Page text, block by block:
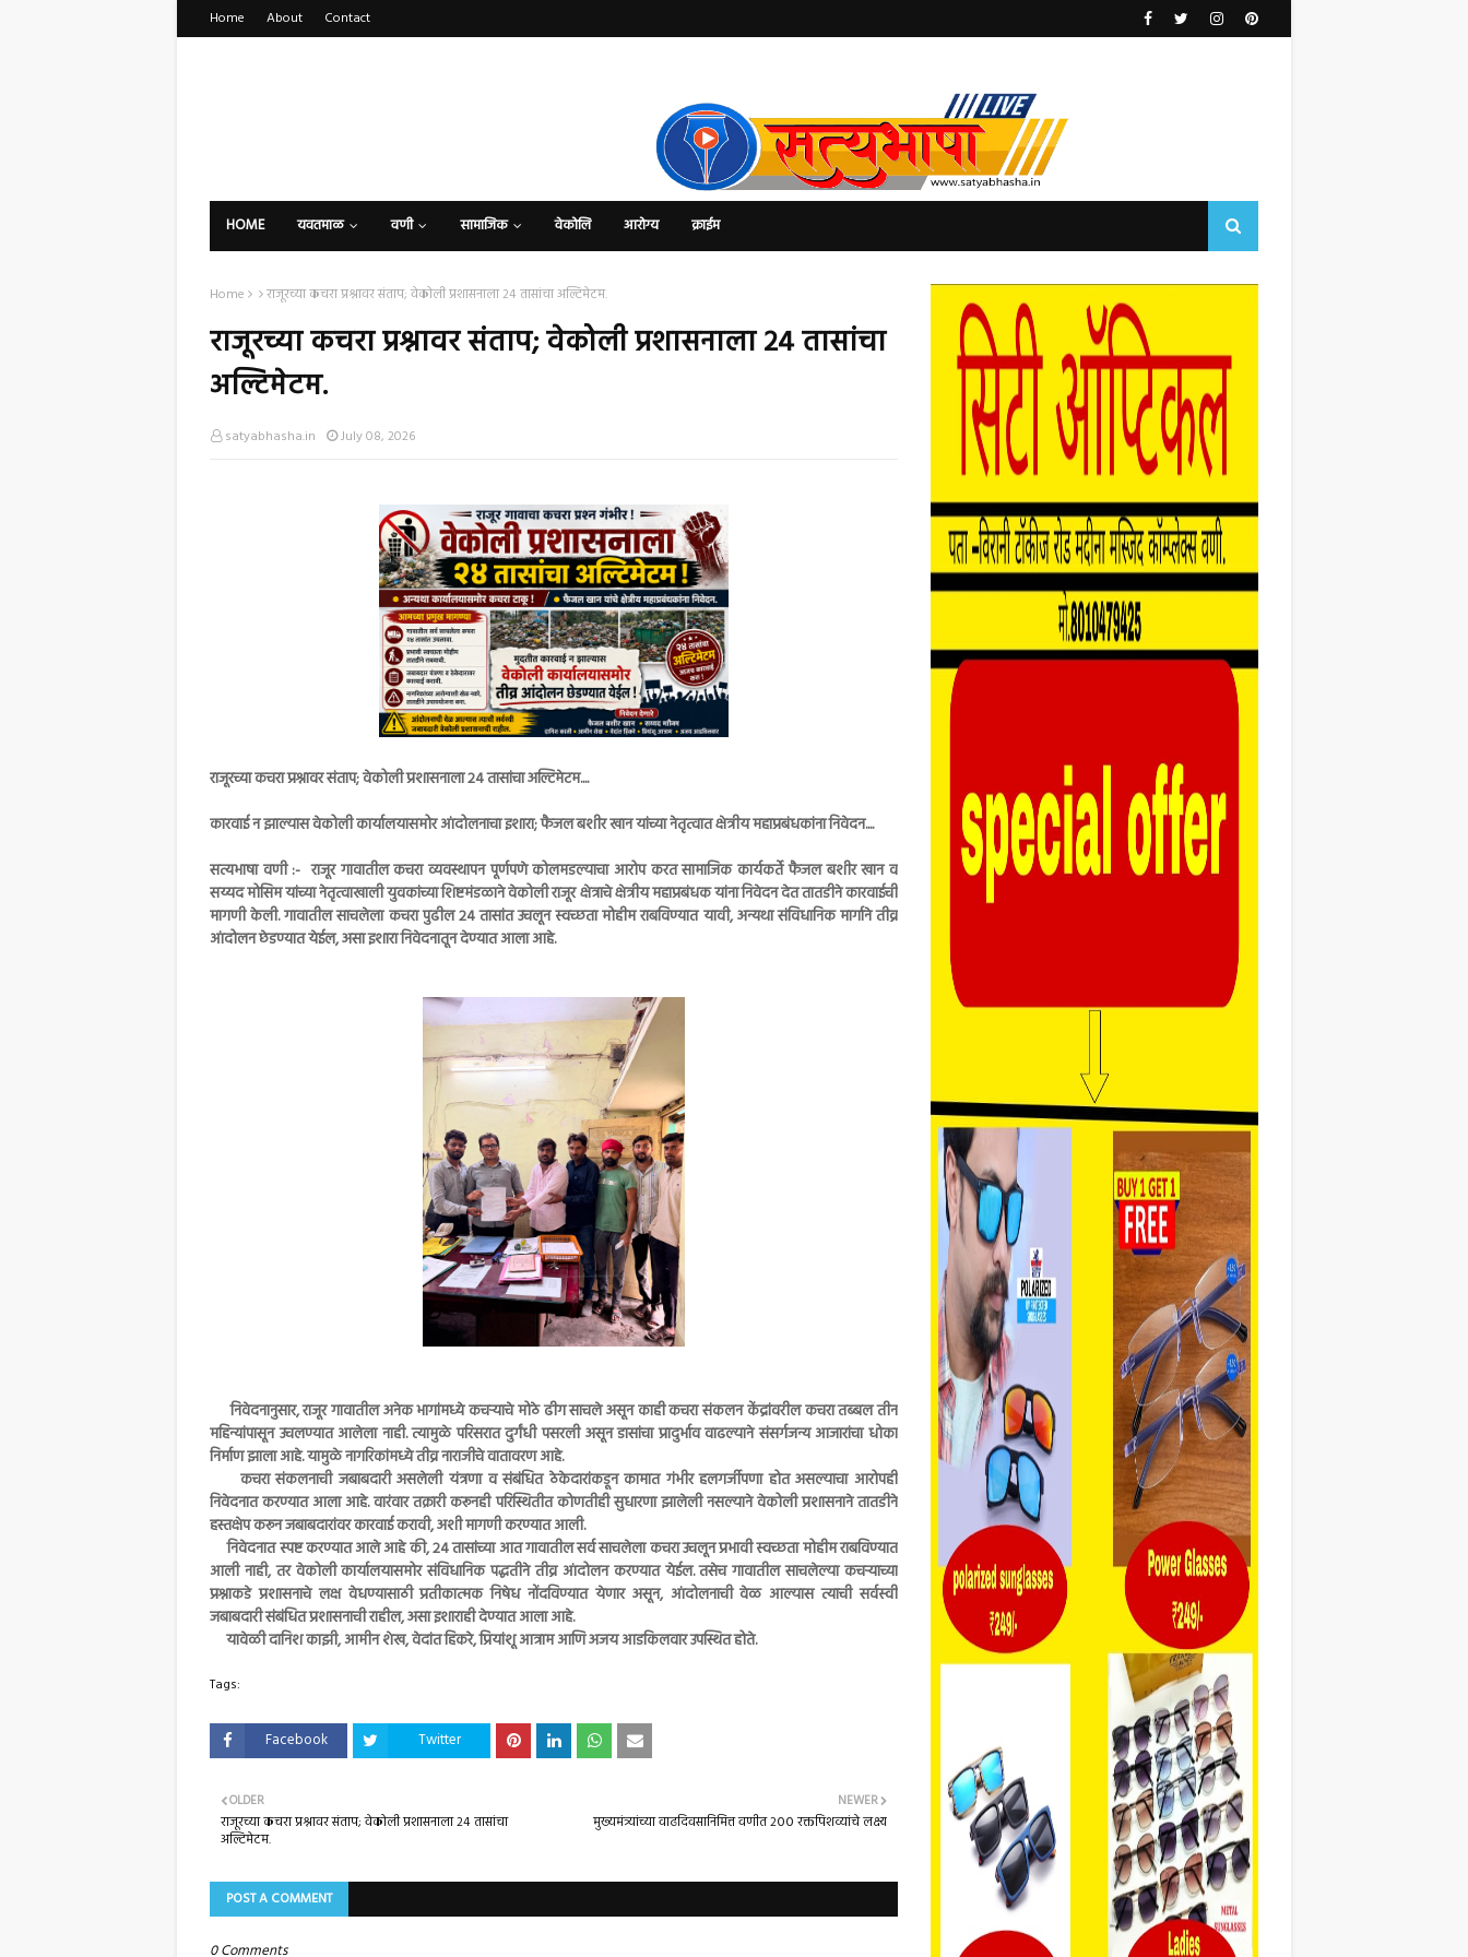
Home About Contact
HOME यवतमाळ वणी सामाजिक वेकोलि आरोग्य क्राईम
Home राजूरच्या कचरा प्रश्नावर संताप; वेकोली प्रशासनाला २४ तासांचा अल्टिमेटम.
राजूरच्या कचरा प्रश्नावर संताप; वेकोली प्रशासनाला २४ तासांचा
अल्टिमेटम.
satyabhasha.in July 08, 2026
राजूरच्या कचरा प्रश्नावर संताप; वेकोली प्रशासनाला २४ तासांचा अल्टिमेटम....
कारवाई न झाल्यास वेकोली कार्यालयासमोर आंदोलनाचा इशारा; फैजल बशीर खान यांच्या नेतृत्वात क्षेत्रीय महाप्रबंधकांना निवेदन....
सत्यभाषा वणी :- राजूर गावातील कचरा व्यवस्थापन पूर्णपणे कोलमडल्याचा आरोप करत सामाजिक कार्यकर्ते फैजल बशीर खान व
सय्यद मोसिम यांच्या नेतृत्वाखाली युवकांच्या शिष्टमंडळाने वेकोली राजूर क्षेत्राचे क्षेत्रीय महाप्रबंधक यांना निवेदन देत तातडीने कारवाईची
मागणी केली. गावातील साचलेला कचरा पुढील २४ तासांत उचलून स्वच्छता मोहीम राबविण्यात यावी, अन्यथा संविधानिक मार्गाने तीव्र
आंदोलन छेडण्यात येईल, असा इशारा निवेदनातून देण्यात आला आहे.
निवेदनानुसार, राजूर गावातील अनेक भागांमध्ये कचऱ्याचे मोठे ढीग साचले असून काही कचरा संकलन केंद्रांवरील कचरा तब्बल तीन
महिन्यांपासून उचलण्यात आलेला नाही. त्यामुळे परिसरात दुर्गंधी पसरली असून डासांचा प्रादुर्भाव वाढल्याने संसर्गजन्य आजारांचा धोका
निर्माण झाला आहे. यामुळे नागरिकांमध्ये तीव्र नाराजीचे वातावरण आहे.
कचरा संकलनाची जबाबदारी असलेली यंत्रणा व संबंधित ठेकेदारांकडून कामात गंभीर हलगर्जीपणा होत असल्याचा आरोपही
निवेदनात करण्यात आला आहे. वारंवार तक्रारी करूनही परिस्थितीत कोणतीही सुधारणा झालेली नसल्याने वेकोली प्रशासनाने तातडीने
हस्तक्षेप करून जबाबदारांवर कारवाई करावी, अशी मागणी करण्यात आली.
निवेदनात स्पष्ट करण्यात आले आहे की, २४ तासांच्या आत गावातील सर्व साचलेला कचरा उचलून प्रभावी स्वच्छता मोहीम राबविण्यात
आली नाही, तर वेकोली कार्यालयासमोर संविधानिक पद्धतीने तीव्र आंदोलन करण्यात येईल. तसेच गावातील साचलेल्या कचऱ्याच्या
प्रश्नाकडे प्रशासनाचे लक्ष वेधण्यासाठी प्रतीकात्मक निषेध नोंदविण्यात येणार असून, आंदोलनाची वेळ आल्यास त्याची सर्वस्वी
जबाबदारी संबंधित प्रशासनाची राहील, असा इशाराही देण्यात आला आहे.
यावेळी दानिश काझी, आमीन शेख, वेदांत हिकरे, प्रियांशू आत्राम आणि अजय आडकिलवार उपस्थित होते.
Tags:
Facebook Twitter
NEWER
मुख्यमंत्र्यांच्या वाढदिवसानिमित्त वणीत २०० रक्तपिशव्यांचे लक्ष्य
OLDER
राजूरच्या कचरा प्रश्नावर संताप; वेकोली प्रशासनाला २४ तासांचा
अल्टिमेटम.
POST A COMMENT
0 Comments